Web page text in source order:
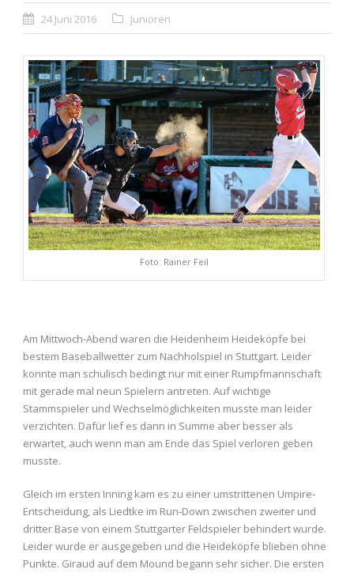
24 Juni 2016 Junioren
Foto: Rainer Feil
Am Mittwoch-Abend waren die Heidenheim Heideköpfe bei
bestem Baseballwetter zum Nachholspiel in Stuttgart. Leider
konnte man schulisch bedingt nur mit einer Rumpfmannschaft
mit gerade mal neun Spielern antreten. Auf wichtige
Stammspieler und Wechselmöglichkeiten musste man leider
verzichten. Dafür lief es dann in Summe aber besser als
erwartet, auch wenn man am Ende das Spiel verloren geben
musste.
Gleich im ersten Inning kam es zu einer umstrittenen Umpire-
Entscheidung, als Liedtke im Run-Down zwischen zweiter und
dritter Base von einem Stuttgarter Feldspieler behindert wurde.
Leider wurde er ausgegeben und die Heideköpfe blieben ohne
Punkte. Giraud auf dem Mound begann sehr sicher. Die ersten